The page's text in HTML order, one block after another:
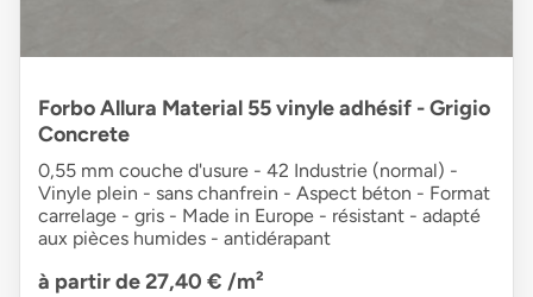
Forbo Allura Material 55 vinyle adhésif - Grigio
Concrete
0,55 mm couche d'usure - 42 Industrie (normal) -
Vinyle plein - sans chanfrein - Aspect béton - Format
carrelage - gris - Made in Europe - résistant - adapté
aux pièces humides - antidérapant
à partir de 27,40 € /m²